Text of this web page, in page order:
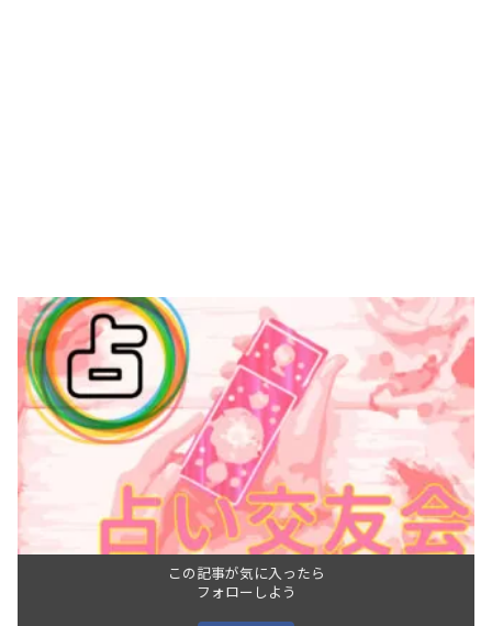
この記事が気に入ったら
フォローしよう